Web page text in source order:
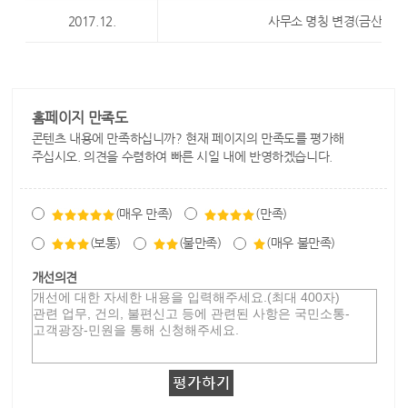
2017.12. 사무소 명칭 변경(금산권
홈페이지 만족도
콘텐츠 내용에 만족하십니까? 현재 페이지의 만족도를 평가해
주십시오. 의견을 수렴하여 빠른 시일 내에 반영하겠습니다.
(매우 만족) (만족)
(보통) (불만족) (매우 불만족)
개선의견